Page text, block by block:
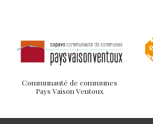
Communauté de communes
Pays Vaison Ventoux